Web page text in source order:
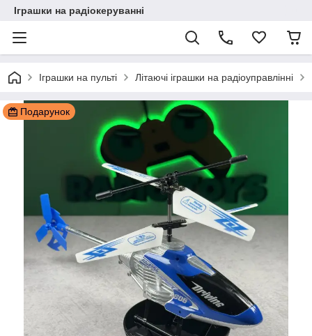
Іграшки на радіокеруванні
Іграшки на пульті Літаючі іграшки на радіоуправлінні
Подарунок